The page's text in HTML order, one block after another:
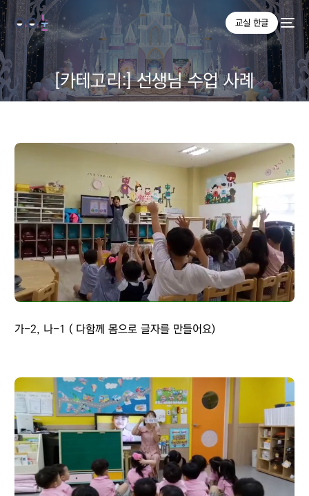
교실 한글
[카테고리:]선생님 수업 사례
가-2, 나-1 ( 다함께 몸으로 글자를 만들어요)